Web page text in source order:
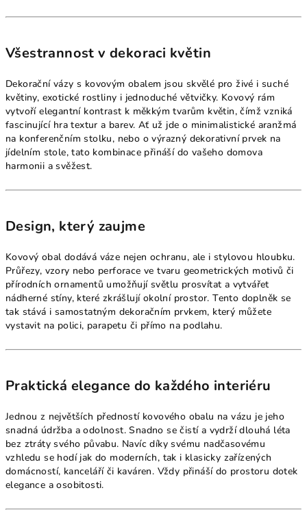
Všestrannost v dekoraci květin
Dekorační vázy s kovovým obalem jsou skvělé pro živé i suché
květiny, exotické rostliny i jednoduché větvičky. Kovový rám
vytvoří elegantní kontrast k měkkým tvarům květin, čímž vzniká
fascinující hra textur a barev. Ať už jde o minimalistické aranžmá
na konferenčním stolku, nebo o výrazný dekorativní prvek na
jídelním stole, tato kombinace přináší do vašeho domova
harmonii a svěžest.
Design, který zaujme
Kovový obal dodává váze nejen ochranu, ale i stylovou hloubku.
Průřezy, vzory nebo perforace ve tvaru geometrických motivů či
přírodních ornamentů umožňují světlu prosvítat a vytvářet
nádherné stíny, které zkrášlují okolní prostor. Tento doplněk se
tak stává i samostatným dekoračním prvkem, který můžete
vystavit na polici, parapetu či přímo na podlahu.
Praktická elegance do každého interiéru
Jednou z největších předností kovového obalu na vázu je jeho
snadná údržba a odolnost. Snadno se čistí a vydrží dlouhá léta
bez ztráty svého půvabu. Navíc díky svému nadčasovému
vzhledu se hodí jak do moderních, tak i klasicky zařízených
domácností, kanceláří či kaváren. Vždy přináší do prostoru dotek
elegance a osobitosti.